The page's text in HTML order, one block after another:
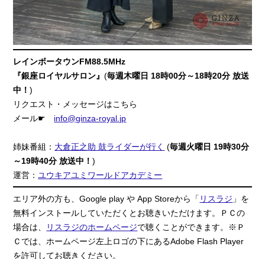
レインボータウンFM88.5MHz
『銀座ロイヤルサロン』(毎週木曜日 18時00分～18時20分 放送
中！)
リクエスト・メッセージはこちら
メール☛ info@ginza-royal.jp
姉妹番組： 大倉正之助 鼓ライダーが行く (毎週火曜日 19時30分
～19時40分 放送中！)
運営：ユウキアユミワールドアカデミー
エリア外の方も、Google play や App Storeから「 リスラジ 」を
無料インストールしていただくとお聴きいただけます。ＰＣの
場合は、
リスラジのホームページで聴くことができます。※Ｐ
Ｃでは、ホームページ左上ロゴの下にあるAdobe Flash Player
を許可してお聴きください。